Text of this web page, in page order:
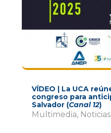
VÍDEO | La UCA
congreso para
Salvador (Canal 12)
Multimedia,